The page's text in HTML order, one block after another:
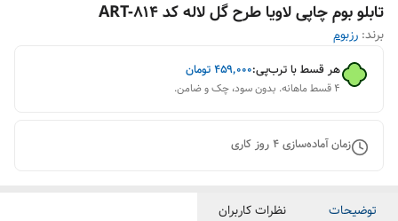
تابلو بوم چاپی لاویا طرح گل لاله کد ART-814
برند: رزبوم
هر قسط با ترب‌پی:۴۵۹٬۰۰۰تومان
۴ قسط ماهانه. بدون سود، چک و ضامن.
زمان آماده‌سازی4روز کاری
توضیحات نظرات کاربران